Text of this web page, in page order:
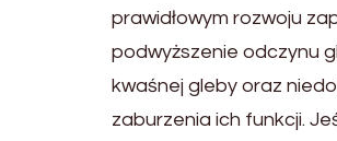
prawidłowym rozwoju
podwyższenie odczynu
kwaśnej gleby oraz
zaburzenia ich funkcji.